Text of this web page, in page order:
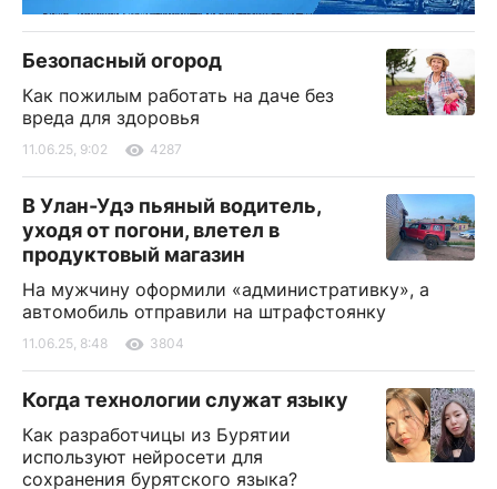
Безопасный огород
Как пожилым работать на даче без
вреда для здоровья
11.06.25, 9:02 4287
В Улан-Удэ пьяный водитель,
уходя от погони, влетел в
продуктовый магазин
На мужчину оформили «административку», а
автомобиль отправили на штрафстоянку
11.06.25, 8:48 3804
Когда технологии служат языку
Как разработчицы из Бурятии
используют нейросети для
сохранения бурятского языка?